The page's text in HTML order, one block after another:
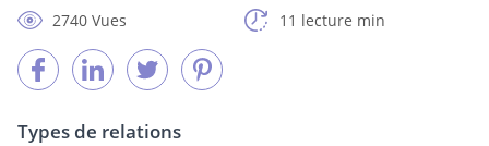
2740 Vues
11 lecture min
Types de relations